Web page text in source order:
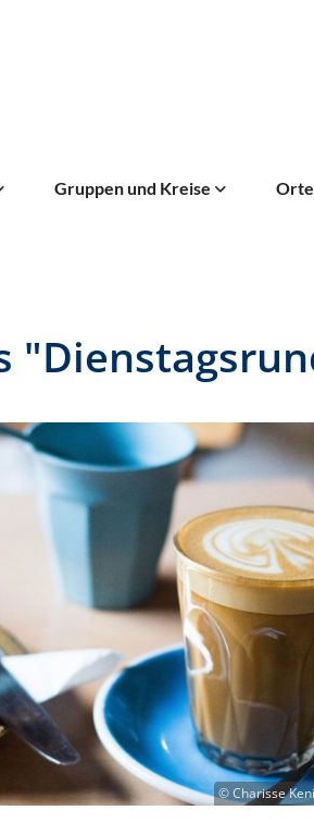
Gruppen und Kreise
© Charisse